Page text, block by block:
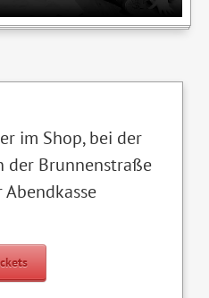
im Shop, bei der
der Brunnenstraße